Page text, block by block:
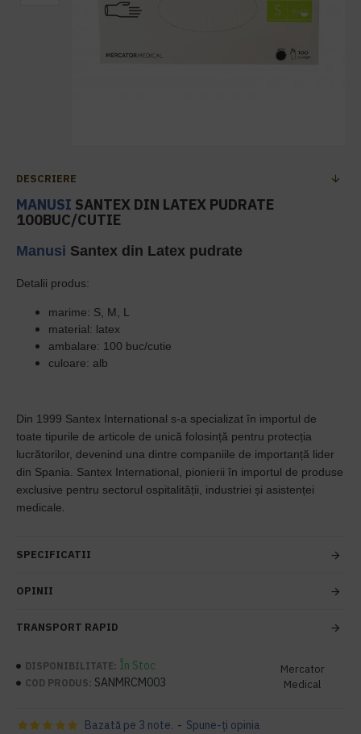
DESCRIERE
MANUSI SANTEX DIN LATEX PUDRATE
100BUC/CUTIE
Manusi Santex din Latex pudrate
Detalii produs:
marime: S, M, L
material: latex
ambalare: 100 buc/cutie
culoare: alb
Din 1999 Santex International s-a specializat în importul de
toate tipurile de articole de unică folosință pentru protecția
lucrătorilor, devenind una dintre companiile de importanță lider
din Spania. Santex International, pionierii în importul de produse
exclusive pentru sectorul ospitalității, industriei și asistenței
medicale.
SPECIFICATII
OPINII
TRANSPORT RAPID
DISPONIBILITATE: În Stoc
COD PRODUS: SANMRCM003
Mercator
Medical
Bazată pe 3 note. - Spune-ţi opinia